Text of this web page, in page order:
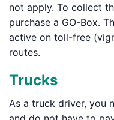
not apply. To collect
purchase a GO-Box.
active on toll-free
routes.
Trucks
As a truck driver, you